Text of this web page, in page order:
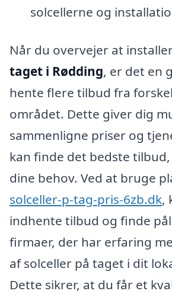
solcellerne og
Når du overvejer at
taget i Rødding, er det en
hente flere tilbud fra
området. Dette giver dig
sammenligne priser og
kan finde det bedste
dine behov. Ved at bruge
solceller-p-tag-pris-6zb.dk,
indhente tilbud og finde
firmaer, der har erfaring
af solceller på taget i dit
Dette sikrer, at du får et